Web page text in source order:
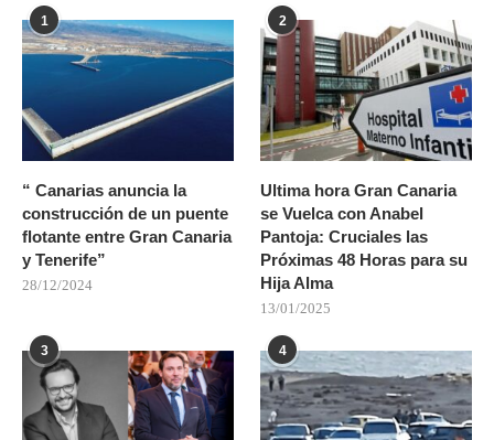
1
“ Canarias anuncia la
construcción de un puente
flotante entre Gran Canaria
y Tenerife”
28/12/2024
2
Ultima hora Gran Canaria
se Vuelca con Anabel
Pantoja: Cruciales las
Próximas 48 Horas para su
Hija Alma
13/01/2025
3 4